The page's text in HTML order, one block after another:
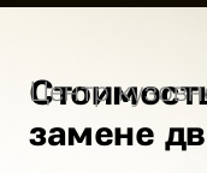
замене
Центр